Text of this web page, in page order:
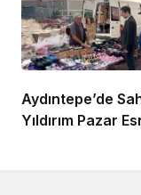
Aydıntepe’de
Yıldırım Pazar